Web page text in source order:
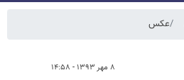
عکس
۸ مهر ۱۳۹۳ - ۱۴:۵۸